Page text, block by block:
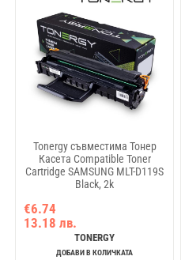
Tonergy съвместима Тонер
Касета Compatible Toner
Cartridge SAMSUNG MLT-D119S
Black, 2k
€6.74
13.18 лв.
TONERGY
ДОБАВИ В КОЛИЧКАТА